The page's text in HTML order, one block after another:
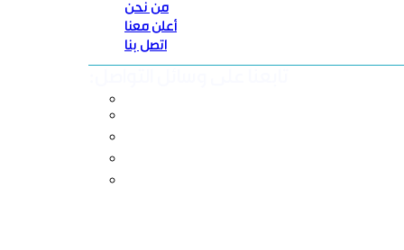
من نحن
أعلن معنا
اتصل بنا